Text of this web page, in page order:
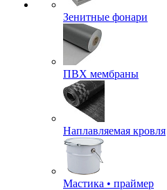
Зенитные фонари
ПВХ мембраны
Наплавляемая кровля
Мастика • праймер